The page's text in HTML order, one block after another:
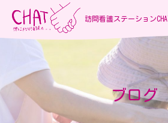
訪問看護ステーションCHAT
ブログ